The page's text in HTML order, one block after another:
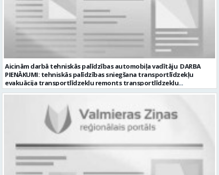
Aicinām darbā tehniskās palīdzības automobiļa vadītāju DARBA
PIENĀKUMI: tehniskās palīdzības sniegšana transportlīdzekļu
evakuācija transportlīdzekļu remonts transportlīdzekļu
sagatavošana tehniskai apskatei PRASĪBAS PRETENDENTIEM:
transportlīdzekļa vadītāja apliecība vēlama D, CE kategorijas
transportlīdzekļa vadītāja pieredze vismaz 2 gadi labas saskarsmes
un komunikācijas prasmes pieredze transportlīdzekļu remontu
veikšanā UZŅĒMUMS PIEDĀVĀ: darbu stabilā uzņēmumā darba
samaksu no 1600 EUR (pirms nodokļu nomaksas) darba laiku pēc
grafika: dežūra 08.00 – 17.00, 2.dežūra 08.00 – 21.00. pilnas sociālās
garantijas veselības apdrošināšanas iespējas dinamisku un
profesionālu darba vidi CV ar norādi vakancei „Tehniskās palīdzības